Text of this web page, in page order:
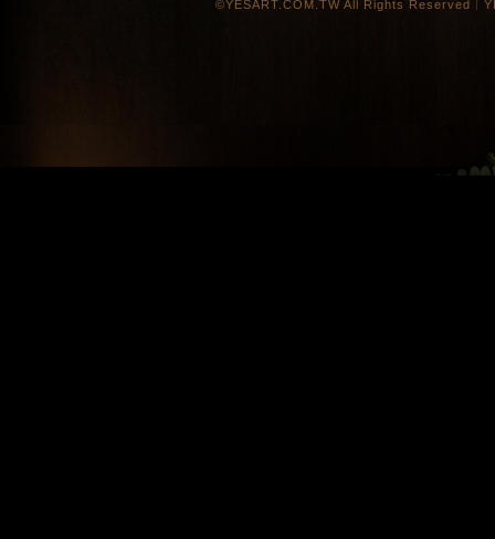
©YESART.COM.TW All Rights Reserved｜